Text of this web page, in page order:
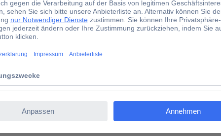
1170137 117.0137 Schutzhelm EN 397, EN 50365 DIN